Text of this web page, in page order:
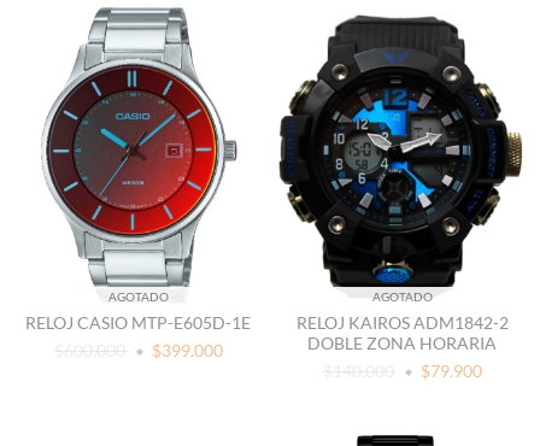
AGOTADO
RELOJ CASIO MTP-E605D-1E
$600.000
$399.000
AGOTADO
RELOJ KAIROS ADM1842-2
DOBLE ZONA HORARIA
$140.000
$79.900